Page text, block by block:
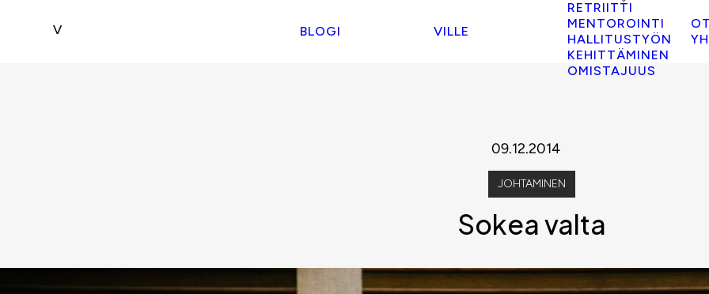
BLOGI VILLE
RETRIITTI
MENTOROINTI
HALLITUSTYÖN
KEHITTÄMINEN
OMISTAJUUS
09.12.2014
JOHTAMINEN
Sokea valta